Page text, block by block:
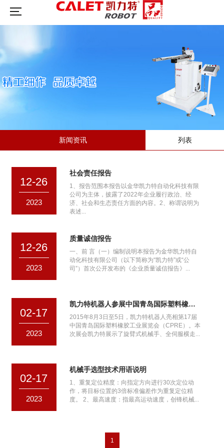
新闻资讯 列表
12-26
2023
社会责任报告
1、报告范围本报告以金华凯力特自动化科技有限
公司为主体，披露了2022年企业履行政治、经
济、社会和生态责任方面的内容。2、称谓说明为
表述...
12-26
2023
质量诚信报告
一、前 言（一）编制说明本报告为金华凯力特自
动化科技有限公司（以下简称为“凯力特”或“公
司”）首次公开发布的《企业质量诚信报告》...
02-17
2023
凯力特机器人参展中国青岛国际塑料橡胶工业展览会
2015年8月3日至5日，凯力特机器人亮相第17届
中国青岛国际塑料橡胶工业展览会（CPRE）。本
次展会凯力特展示了旋臂式机械手、全伺服横走...
02-17
2023
机械手选型技术用语说明
1、重复定位精度：向指定方向进行30次定位动
作，将目标位置的3倍标准偏差作为重复定位精
度。 2、最高速度：指最高运动速度，创锋机械...
1